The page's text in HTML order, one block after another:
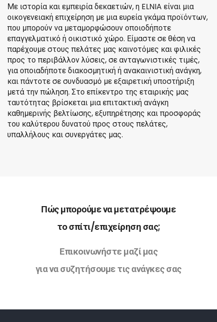
Με ιστορία και εμπειρία δεκαετιών, η ELNIA είναι μια
οικογενειακή επιχείρηση με μια ευρεία γκάμα προϊόντων,
που μπορούν να μεταμορφώσουν οποιοδήποτε
επαγγελματικό ή οικιστικό χώρο. Είμαστε σε θέση να
παρέχουμε στους πελάτες μας καινοτόμες και φιλικές
προς το περιβάλλον λύσεις, σε ανταγωνιστικές τιμές,
για οποιαδήποτε διακοσμητική ή ανακαινιστική ανάγκη,
και πάντοτε σε συνδυασμό με εξαιρετική υποστήριξη
μετά την πώληση. Στο επίκεντρο της εταιρικής μας
ταυτότητας βρίσκεται μια επιτακτική ανάγκη
καθημερινής βελτίωσης, εξυπηρέτησης και προσφοράς
του καλύτερου δυνατού προς στους πελάτες,
υπαλλήλους και συνεργάτες μας.
Πώς μπορούμε να μετατρέψουμε
το σπίτι/επιχείρηση σας;
Επικοινωνήστε μαζί μας
για να συζητήσουμε τις ανάγκες σας